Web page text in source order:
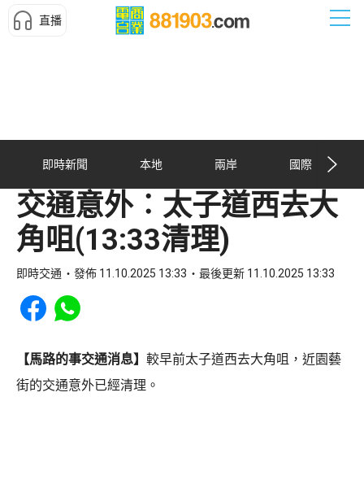
直播
即時新聞 本地 兩岸 國際
交通意外︰太子道西去大
角咀(13:33清理)
即時交通 發佈 11.10.2025 13:33 最後更新 11.10.2025 13:33
Share to Facebook
Share to WhatsApp
【馬路的事交通消息】 較早前太子道西去大角咀，近園藝
街的交通意外已經清理。